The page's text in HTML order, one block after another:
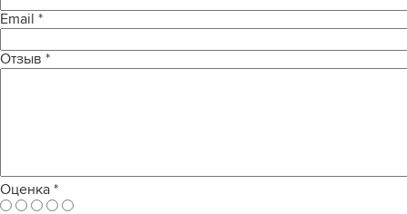
Email *
Отзыв *
Оценка *